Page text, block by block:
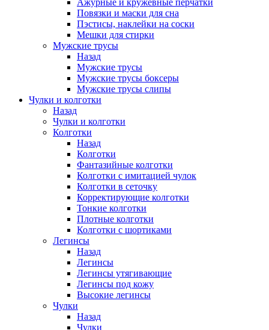
Ажурные и кружевные перчатки
Повязки и маски для сна
Пэстисы, наклейки на соски
Мешки для стирки
Мужские трусы
Назад
Мужские трусы
Мужские трусы боксеры
Мужские трусы слипы
Чулки и колготки
Назад
Чулки и колготки
Колготки
Назад
Колготки
Фантазийные колготки
Колготки с имитацией чулок
Колготки в сеточку
Корректирующие колготки
Тонкие колготки
Плотные колготки
Колготки с шортиками
Легинсы
Назад
Легинсы
Легинсы утягивающие
Легинсы под кожу
Высокие легинсы
Чулки
Назад
Чулки